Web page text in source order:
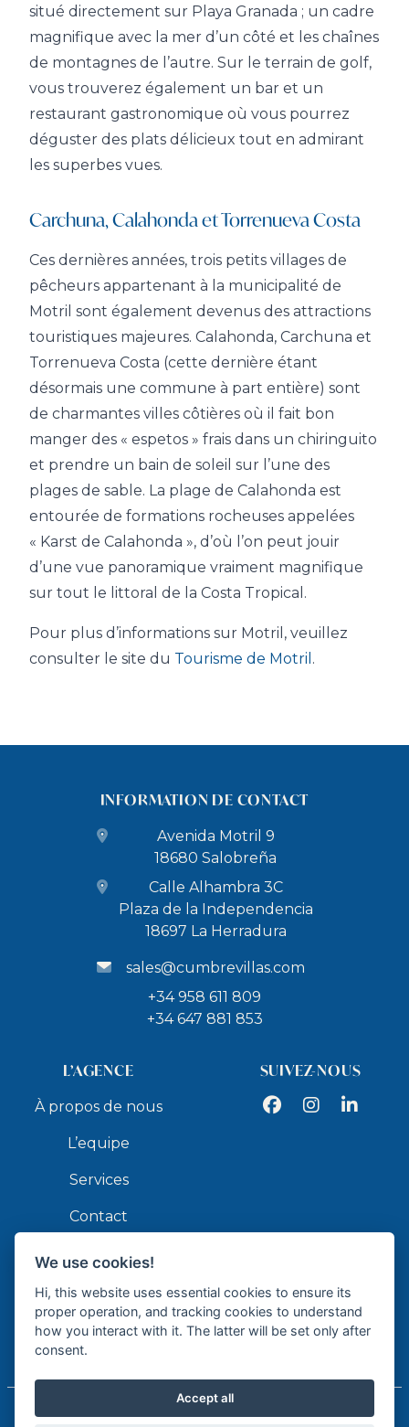
situé directement sur Playa Granada ; un cadre
magnifique avec la mer d’un côté et les chaînes
de montagnes de l’autre. Sur le terrain de golf,
vous trouverez également un bar et un
restaurant gastronomique où vous pourrez
déguster des plats délicieux tout en admirant
les superbes vues.
Carchuna, Calahonda et Torrenueva Costa
Ces dernières années, trois petits villages de
pêcheurs appartenant à la municipalité de
Motril sont également devenus des attractions
touristiques majeures. Calahonda, Carchuna et
Torrenueva Costa (cette dernière étant
désormais une commune à part entière) sont
de charmantes villes côtières où il fait bon
manger des « espetos » frais dans un chiringuito
et prendre un bain de soleil sur l’une des
plages de sable. La plage de Calahonda est
entourée de formations rocheuses appelées
« Karst de Calahonda », d’où l’on peut jouir
d’une vue panoramique vraiment magnifique
sur tout le littoral de la Costa Tropical.
Pour plus d’informations sur Motril, veuillez
consulter le site du Tourisme de Motril .
INFORMATION DE CONTACT
Avenida Motril 9
18680 Salobreña
Calle Alhambra 3C
Plaza de la Independencia
18697 La Herradura
sales@cumbrevillas.com
+34 958 611 809
+34 647 881 853
L’AGENCE
À propos de nous
L’equipe
Services
Contact
SUIVEZ-NOUS
FacebookInstagramLinkedIn
We use cookies!
Hi, this website uses essential cookies to ensure its
proper operation, and tracking cookies to understand
how you interact with it. The latter will be set only after
consent.
Accept all